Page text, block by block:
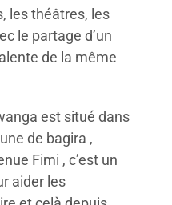
les théâtres, les
le partage d’un
de la même
est situé dans
de bagira ,
Fimi , c’est un
aider les